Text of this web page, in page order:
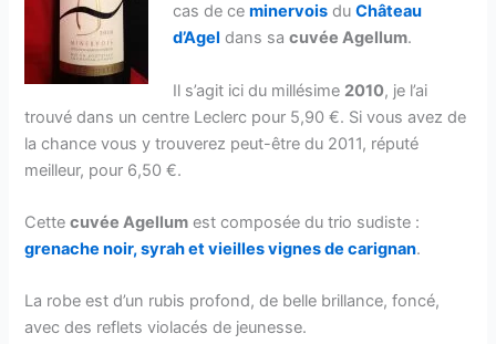
cas de ceminervois duChâteau
d’Agel dans sacuvée Agellum.
Il s’agit ici du millésime 2010, je l’ai
trouvé dans un centre Leclerc pour 5,90 €. Si vous avez de
la chance vous y trouverez peut-être du 2011, réputé
meilleur, pour 6,50 €.
Cettecuvée Agellum est composée du trio sudiste :
grenache noir, syrah et vieilles vignes de carignan.
La robe est d’un rubis profond, de belle brillance, foncé,
avec des reflets violacés de jeunesse.